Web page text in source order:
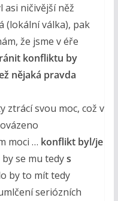
ničivější něž
(lokální válka), pak
že jsme v éře
konfliktu by
nějaká pravda
ztrácí svou moc, což v
moci … konflikt byl/je
se mu tedys
by to mít tedy
seriózních